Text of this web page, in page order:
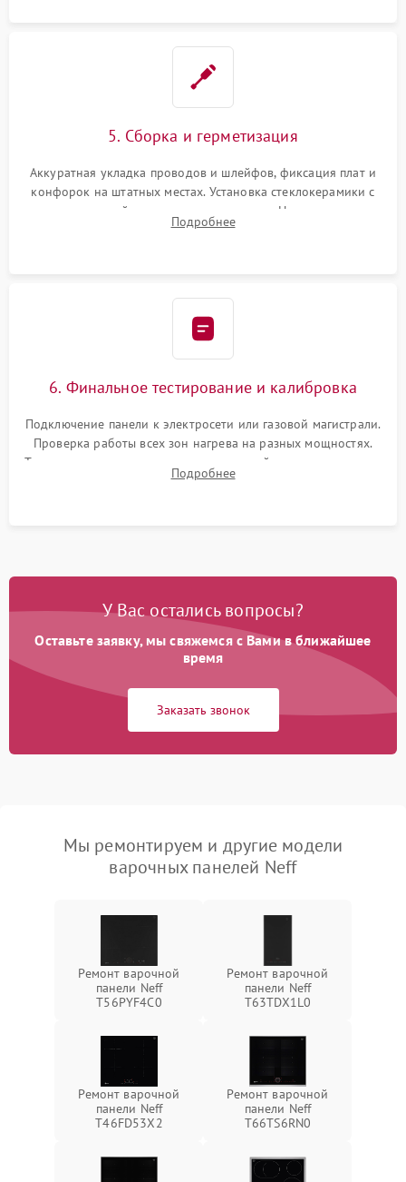
5. Сборка и герметизация
Аккуратная укладка проводов и шлейфов, фиксация плат и
конфорок на штатных местах. Установка стеклокерамики с
проверкой равномерности зазоров. Нанесение
термостойкого герметика или укладка уплотнительной
Подробнее
6. Финальное тестирование и калибровка
Подключение панели к электросети или газовой магистрали.
Проверка работы всех зон нагрева на разных мощностях.
Тестирование сенсорного управления, таймера, индикаторов
остаточного тепла и систем защиты от перегрева.
Подробнее
У Вас остались вопросы?
Оставьте заявку, мы свяжемся с Вами в ближайшее
время
Заказать звонок
Мы ремонтируем и другие модели
варочных панелей Neff
Ремонт варочной
панели Neff
T56PYF4C0
Ремонт варочной
панели Neff
T63TDX1L0
Ремонт варочной
панели Neff
T46FD53X2
Ремонт варочной
панели Neff
T66TS6RN0